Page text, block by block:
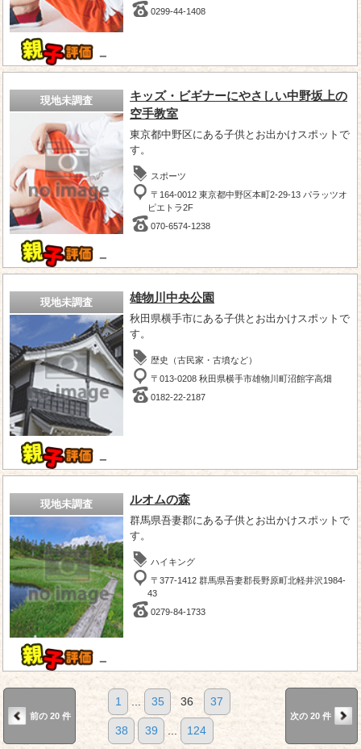
－
0299-44-1408
現地未調査
－
キッズ・ビギナーにやさしい中野坂上の
空手教室
東京都中野区にある子供とお出かけスポットで
す。
スポーツ
〒164-0012 東京都中野区本町2-29-13 パラッツオ
ピエトラ2F
070-6574-1238
現地未調査
－
雄物川中央公園
秋田県横手市にある子供とお出かけスポットで
す。
歴史（古民家・古墳など）
〒013-0208 秋田県横手市雄物川町沼館字高畑
0182-22-2187
現地未調査
－
ルオムの森
群馬県吾妻郡にある子供とお出かけスポットで
す。
ハイキング
〒377-1412 群馬県吾妻郡長野原町北軽井沢1984-
43
0279-84-1733
前の 20 件
1 ... 35 36 37
38 39 ... 124
次の 20 件